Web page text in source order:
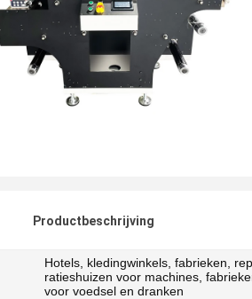
Productbeschrijving
Hotels, kledingwinkels, fabrieken,
ratieshuizen voor machines,
voor voedsel en dranken